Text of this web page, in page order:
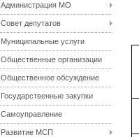
Администрация МО
Совет депутатов
Муниципальные услуги
Общественные организации
Общественное обсуждение
Государственные закупки
Самоуправление
Развитие МСП